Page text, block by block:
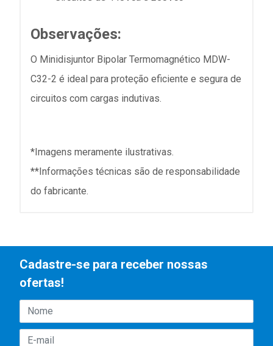
Observações:
O Minidisjuntor Bipolar Termomagnético MDW-
C32-2 é ideal para proteção eficiente e segura de
circuitos com cargas indutivas.
*Imagens meramente ilustrativas.
**Informações técnicas são de responsabilidade
do fabricante.
Cadastre-se para receber nossas
ofertas!